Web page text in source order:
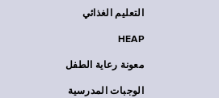
التعليم الغذائي
HEAP
معونة رعاية الطفل
الوجبات المدرسية